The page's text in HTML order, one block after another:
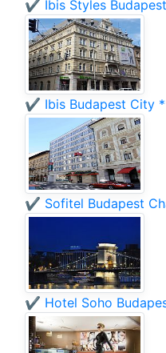
✔️ Ibis Styles
✔️ Ibis Budapest City
✔️ Sofitel Budapest
✔️ Hotel Soho